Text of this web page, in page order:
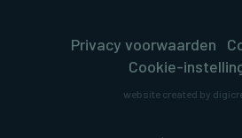
Privacy voorwaarden
Cookie-
website created by